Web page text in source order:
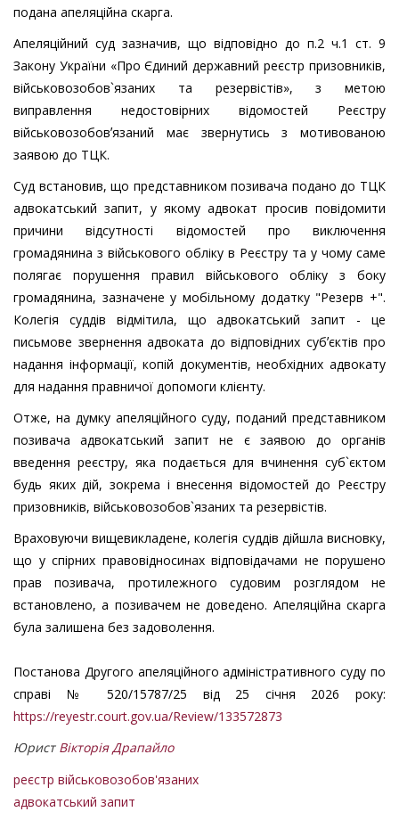
подана апеляційна скарга.
Апеляційний суд зазначив, що відповідно до п.2 ч.1 ст. 9
Закону України «Про Єдиний державний реєстр призовників,
військовозобов`язаних та резервістів», з метою
виправлення недостовірних відомостей Реєстру
військовозобовʼязаний має звернутись з мотивованою
заявою до ТЦК.
Суд встановив, що представником позивача подано до ТЦК
адвокатський запит, у якому адвокат просив повідомити
причини відсутності відомостей про виключення
громадянина з військового обліку в Реєстру та у чому саме
полягає порушення правил військового обліку з боку
громадянина, зазначене у мобільному додатку "Резерв +".
Колегія суддів відмітила, що адвокатський запит - це
письмове звернення адвоката до відповідних субʼєктів про
надання інформації, копій документів, необхідних адвокату
для надання правничої допомоги клієнту.
Отже, на думку апеляційного суду, поданий представником
позивача адвокатський запит не є заявою до органів
введення реєстру, яка подається для вчинення суб`єктом
будь яких дій, зокрема і внесення відомостей до Реєстру
призовників, військовозобов`язаних та резервістів.
Враховуючи вищевикладене, колегія суддів дійшла висновку,
що у спірних правовідносинах відповідачами не порушено
прав позивача, протилежного судовим розглядом не
встановлено, а позивачем не доведено. Апеляційна скарга
була залишена без задоволення.
Постанова Другого апеляційного адміністративного суду по
справі № 520/15787/25 від 25 січня 2026 року:
https://reyestr.court.gov.ua/Review/133572873
Юрист Вікторія Драпайло
реєстр військовозобов'язаних
адвокатський запит